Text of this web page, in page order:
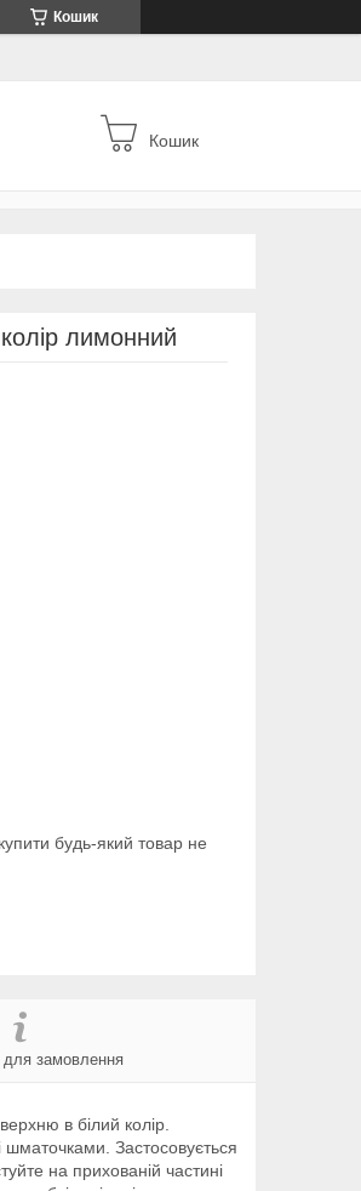
Кошик
Кошик
лимонний
будь-який товар не
для замовлення
в білий колір.
шматочками. Застосовується
на прихованій частині